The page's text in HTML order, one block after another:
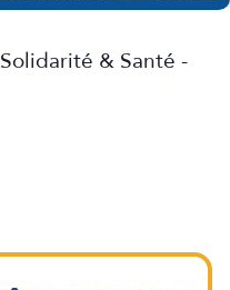
Solidarité & Santé -